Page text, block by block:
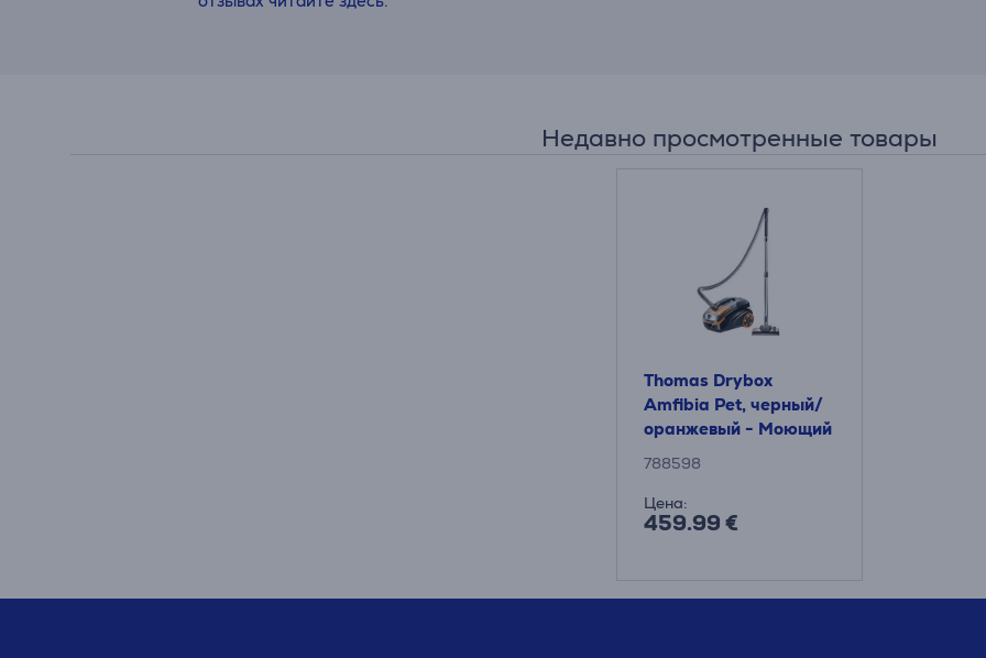
Недавно просмотренные товары
Thomas Drybox
Amfibia Pet, черный/
оранжевый - Моющий
пылесос
788598
Цена:
459.99 €